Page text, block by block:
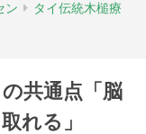
ン
タイ伝統木槌療
共通点「脳
れる」